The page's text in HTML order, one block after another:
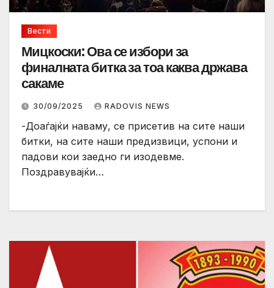
Вести
Мицкоски: Ова се избори за
финалната битка за тоа каква држава
сакаме
30/09/2025 RADOVIS NEWS
-Доаѓајќи наваму, се присетив на сите наши
битки, на сите наши предизвици, успони и
падови кои заедно ги изодевме.
Поздравувајќи…